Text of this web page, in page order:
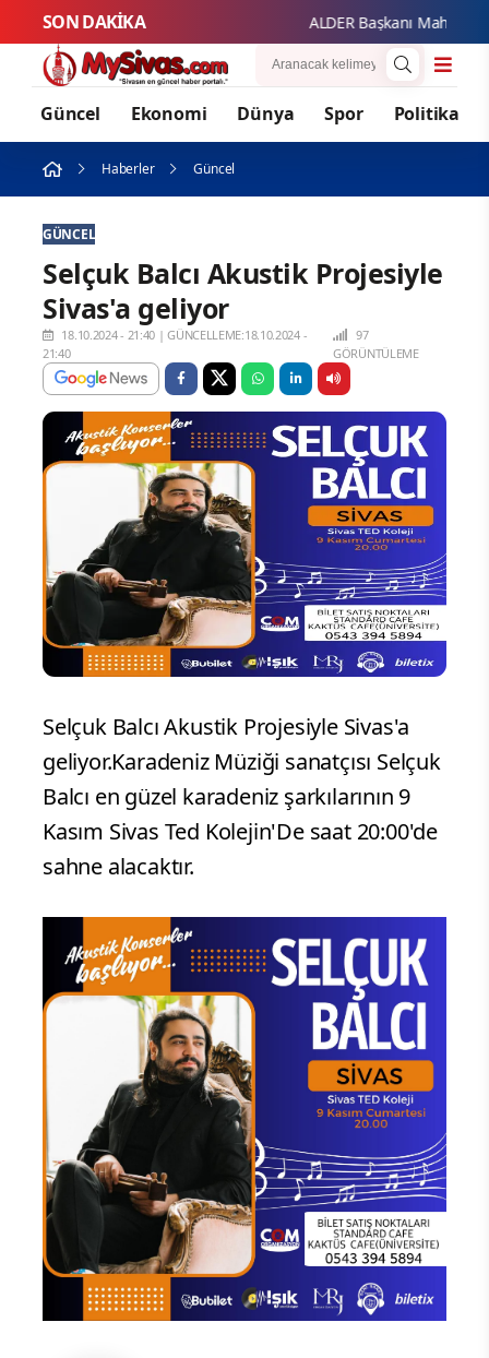
SON DAKİKA ALDER Başkanı Mahmut
Güncel Ekonomi Dünya Spor Politika
Haberler Güncel
GÜNCEL
Selçuk Balcı Akustik Projesiyle
Sivas'a geliyor
18.10.2024 - 21:40 |GÜNCELLEME:18.10.2024 -
21:40
97
GÖRÜNTÜLEME
Selçuk Balcı Akustik Projesiyle Sivas'a
geliyor.Karadeniz Müziği sanatçısı Selçuk
Balcı en güzel karadeniz şarkılarının 9
Kasım Sivas Ted Kolejin'De saat 20:00'de
sahne alacaktır.